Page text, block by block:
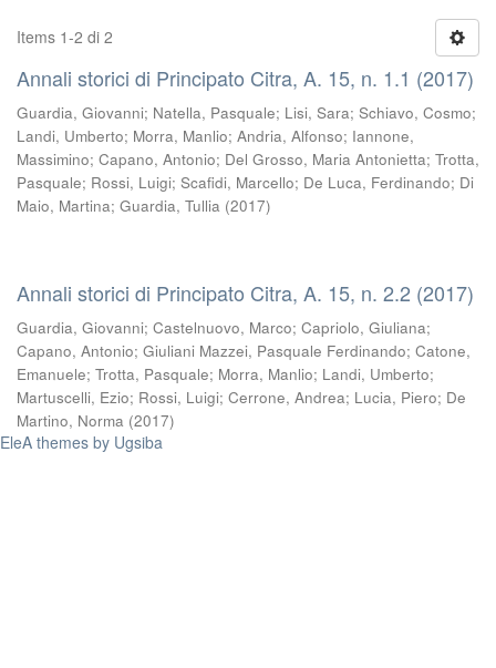
Items 1-2 di 2
Annali storici di Principato Citra, A. 15, n. 1.1 (2017)
Guardia, Giovanni; Natella, Pasquale; Lisi, Sara; Schiavo, Cosmo;
Landi, Umberto; Morra, Manlio; Andria, Alfonso; Iannone,
Massimino; Capano, Antonio; Del Grosso, Maria Antonietta; Trotta,
Pasquale; Rossi, Luigi; Scafidi, Marcello; De Luca, Ferdinando; Di
Maio, Martina; Guardia, Tullia (2017)
Annali storici di Principato Citra, A. 15, n. 2.2 (2017)
Guardia, Giovanni; Castelnuovo, Marco; Capriolo, Giuliana;
Capano, Antonio; Giuliani Mazzei, Pasquale Ferdinando; Catone,
Emanuele; Trotta, Pasquale; Morra, Manlio; Landi, Umberto;
Martuscelli, Ezio; Rossi, Luigi; Cerrone, Andrea; Lucia, Piero; De
Martino, Norma (2017)
EleA themes by Ugsiba